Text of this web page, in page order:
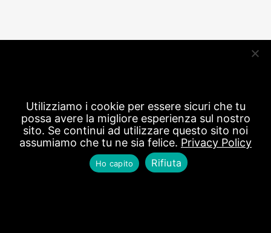
Utilizziamo i cookie per essere sicuri che tu
possa avere la migliore esperienza sul nostro
sito. Se continui ad utilizzare questo sito noi
assumiamo che tu ne sia felice. Privacy Policy
Ho capito Rifiuta